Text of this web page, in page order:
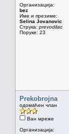
Организација:
bez
Име и презиме:
Selina Jovanovic
Струка: prevodilac
Поруке: 23
Prekobrojna
одомаћен члан
Ван мреже
Организација: